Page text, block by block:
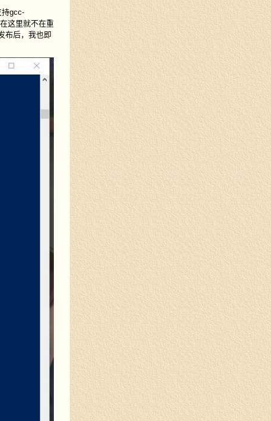
持gcc-
这里就不在重
布后，我也即